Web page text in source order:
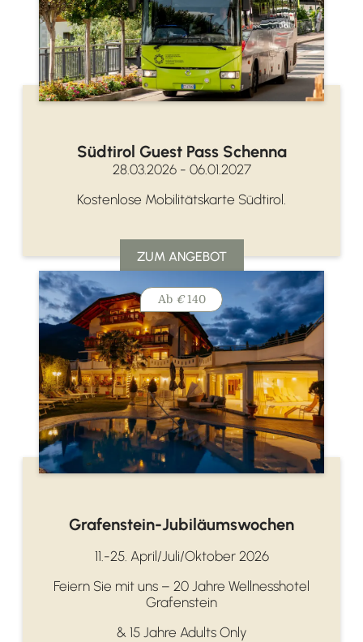
Südtirol Guest Pass Schenna
28.03.2026 - 06.01.2027
Kostenlose Mobilitätskarte Südtirol.
ZUM ANGEBOT
Ab €140
Grafenstein-Jubiläumswochen
11.-25. April/Juli/Oktober 2026
Feiern Sie mit uns – 20 Jahre Wellnesshotel
Grafenstein
& 15 Jahre Adults Only